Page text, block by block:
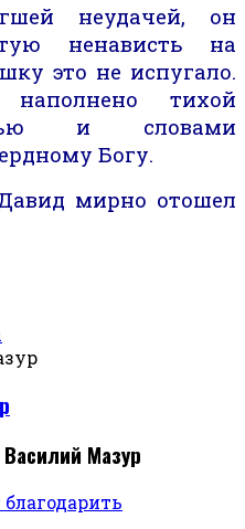
неудачей, он
ненависть на
это не испугало.
тихой
и словами
Богу.
мирно отошел
Мазур